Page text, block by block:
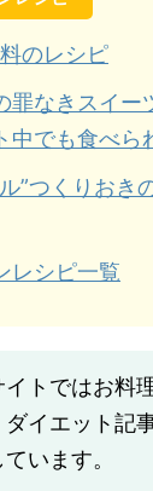
のレシピ
罪なきスイー
中でも食べら
”つくりおき
レシピ一覧
イトではお料
ダイエット記
います。